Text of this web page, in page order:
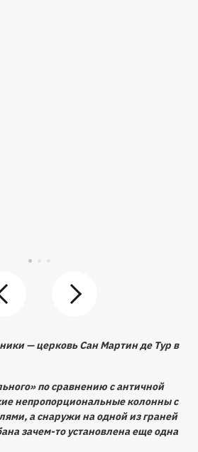
— церковьСан Мартин де Тур в
по сравнению с античной
непропорциональные колонны с
а снаружи на одной из граней
зачем-то установлена еще одна